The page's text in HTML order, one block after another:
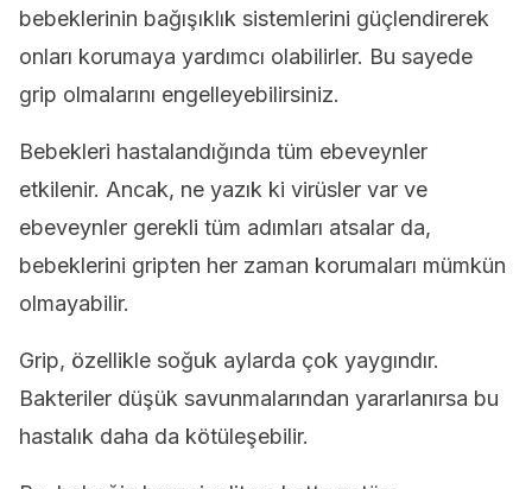
bebeklerinin bağışıklık sistemlerini güçlendirerek
onları korumaya yardımcı olabilirler. Bu sayede
grip olmalarını engelleyebilirsiniz.
Bebekleri hastalandığında tüm ebeveynler
etkilenir. Ancak, ne yazık ki virüsler var ve
ebeveynler gerekli tüm adımları atsalar da,
bebeklerini gripten her zaman korumaları mümkün
olmayabilir.
Grip, özellikle soğuk aylarda çok yaygındır.
Bakteriler düşük savunmalarından yararlanırsa bu
hastalık daha da kötüleşebilir.